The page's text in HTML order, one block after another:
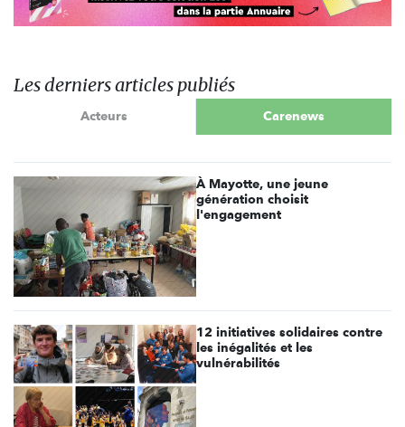
Les derniers articles publiés
Acteurs Carenews
À Mayotte, une jeune
génération choisit
l'engagement
12 initiatives solidaires contre
les inégalités et les
vulnérabilités